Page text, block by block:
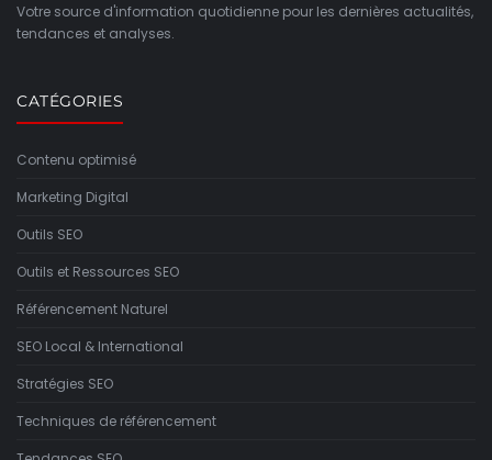
Votre source d'information quotidienne pour les dernières actualités,
tendances et analyses.
CATÉGORIES
Contenu optimisé
Marketing Digital
Outils SEO
Outils et Ressources SEO
Référencement Naturel
SEO Local & International
Stratégies SEO
Techniques de référencement